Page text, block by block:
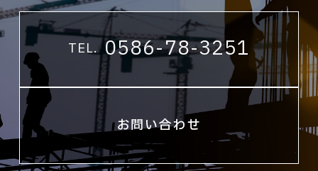
TEL. 0586-78-3251
お問い合わせ